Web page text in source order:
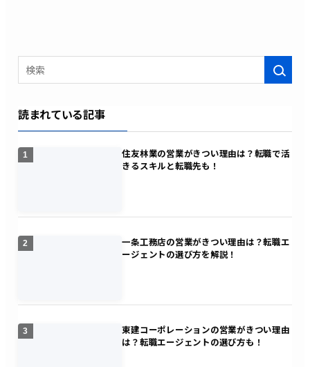
検索
読まれている記事
1
住友林業の営業がきつい理由は？転職で活
きるスキルと転職先も！
2
一条工務店の営業がきつい理由は？転職エ
ージェントの選び方を解説！
3
東建コーポレーションの営業がきつい理由
は？転職エージェントの選び方も！